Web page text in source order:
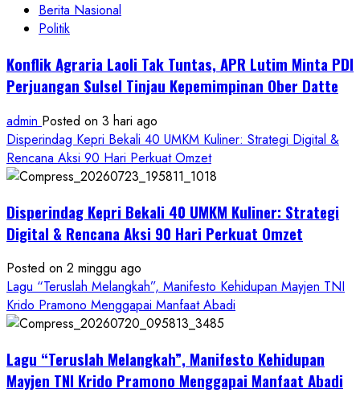
Berita Nasional
Politik
Konflik Agraria Laoli Tak Tuntas, APR Lutim Minta PDI
Perjuangan Sulsel Tinjau Kepemimpinan Ober Datte
admin Posted on 3 hari ago
Disperindag Kepri Bekali 40 UMKM Kuliner: Strategi Digital &
Rencana Aksi 90 Hari Perkuat Omzet
Disperindag Kepri Bekali 40 UMKM Kuliner: Strategi
Digital & Rencana Aksi 90 Hari Perkuat Omzet
Posted on 2 minggu ago
Lagu “Teruslah Melangkah”, Manifesto Kehidupan Mayjen TNI
Krido Pramono Menggapai Manfaat Abadi
Lagu “Teruslah Melangkah”, Manifesto Kehidupan
Mayjen TNI Krido Pramono Menggapai Manfaat Abadi